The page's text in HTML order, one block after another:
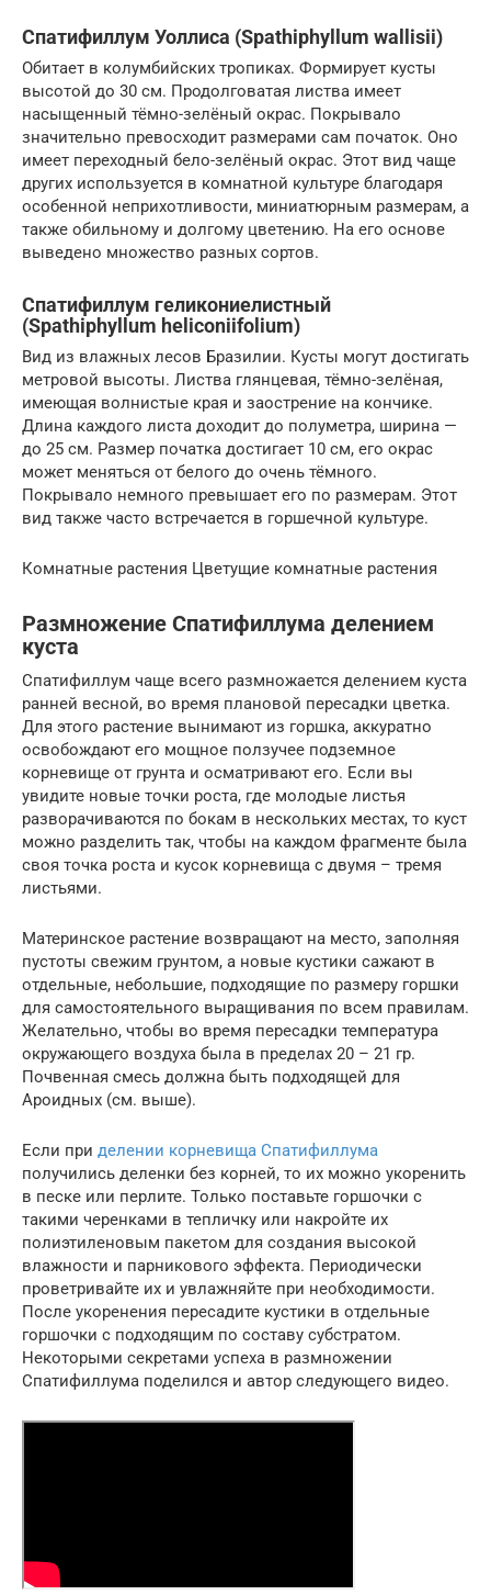
Спатифиллум Уоллиса (Spathiphyllum wallisii)
Обитает в колумбийских тропиках. Формирует кусты
высотой до 30 см. Продолговатая листва имеет
насыщенный тёмно-зелёный окрас. Покрывало
значительно превосходит размерами сам початок. Оно
имеет переходный бело-зелёный окрас. Этот вид чаще
других используется в комнатной культуре благодаря
особенной неприхотливости, миниатюрным размерам, а
также обильному и долгому цветению. На его основе
выведено множество разных сортов.
Спатифиллум геликониелистный
(Spathiphyllum heliconiifolium)
Вид из влажных лесов Бразилии. Кусты могут достигать
метровой высоты. Листва глянцевая, тёмно-зелёная,
имеющая волнистые края и заострение на кончике.
Длина каждого листа доходит до полуметра, ширина —
до 25 см. Размер початка достигает 10 см, его окрас
может меняться от белого до очень тёмного.
Покрывало немного превышает его по размерам. Этот
вид также часто встречается в горшечной культуре.
Комнатные растения Цветущие комнатные растения
Размножение Спатифиллума делением
куста
Спатифиллум чаще всего размножается делением куста
ранней весной, во время плановой пересадки цветка.
Для этого растение вынимают из горшка, аккуратно
освобождают его мощное ползучее подземное
корневище от грунта и осматривают его. Если вы
увидите новые точки роста, где молодые листья
разворачиваются по бокам в нескольких местах, то куст
можно разделить так, чтобы на каждом фрагменте была
своя точка роста и кусок корневища с двумя – тремя
листьями.
Материнское растение возвращают на место, заполняя
пустоты свежим грунтом, а новые кустики сажают в
отдельные, небольшие, подходящие по размеру горшки
для самостоятельного выращивания по всем правилам.
Желательно, чтобы во время пересадки температура
окружающего воздуха была в пределах 20 – 21 гр.
Почвенная смесь должна быть подходящей для
Ароидных (см. выше).
Если при делении корневища Спатифиллума
получились деленки без корней, то их можно укоренить
в песке или перлите. Только поставьте горшочки с
такими черенками в тепличку или накройте их
полиэтиленовым пакетом для создания высокой
влажности и парникового эффекта. Периодически
проветривайте их и увлажняйте при необходимости.
После укоренения пересадите кустики в отдельные
горшочки с подходящим по составу субстратом.
Некоторыми секретами успеха в размножении
Спатифиллума поделился и автор следующего видео.